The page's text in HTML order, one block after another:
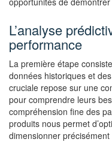
L’analyse
performance
La première étape
données historiques et
cruciale repose sur une
pour comprendre leurs
compréhension fine des
produits nous permet
dimensionner